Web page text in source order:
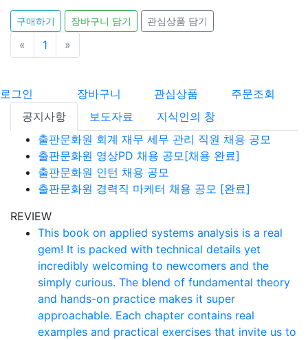
구매하기 장바구니 담기 관심상품 담기
« 이전
1 »
로그인 장바구니 관심상품
주문조회
공지사항
보도자료
지식인의 창
출판문화원 회계 재무 세무 관리 직원 채용 공모
출판문화원 영상PD 채용 공모[채용 완료]
출판문화원 인턴 채용 공모
출판문화원 경력직 마케터 채용 공모 [완료]
REVIEW
This book on applied systems analysis is a real
gem! It is packed with technical details yet
incredibly welcoming to newcomers and the
simply curious. The blend of fundamental theory
and hands-on practice makes it super
approachable. Each chapter contains real
examples and practical exercises that invite us to